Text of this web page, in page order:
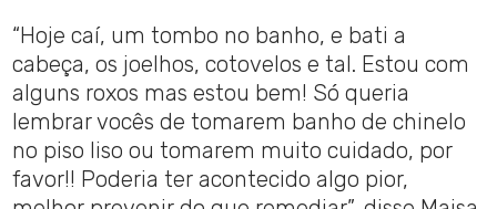
“Hoje caí, um tombo no banho, e bati a
cabeça, os joelhos, cotovelos e tal. Estou com
alguns roxos mas estou bem! Só queria
lembrar vocês de tomarem banho de chinelo
no piso liso ou tomarem muito cuidado, por
favor!! Poderia ter acontecido algo pior,